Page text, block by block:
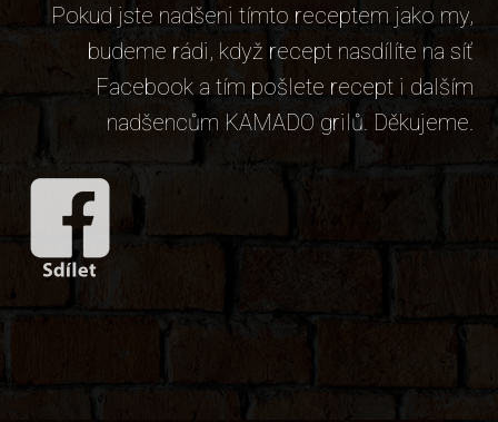
Pokud jste nadšeni tímto receptem jako my,
budeme rádi, když recept nasdílíte na síť
Facebook a tím pošlete recept i dalším
nadšencům KAMADO grilů. Děkujeme.